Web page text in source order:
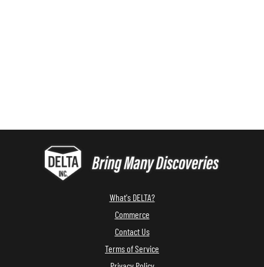
What's DELTA?
Commerce
Contact Us
Terms of Service